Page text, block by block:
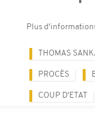
Plus
THOMAS
PROCÈS
COUP D'ETAT